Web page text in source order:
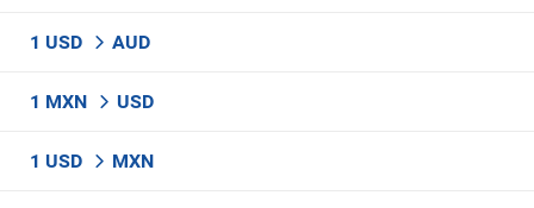
1 USD AUD
1 MXN USD
1 USD MXN